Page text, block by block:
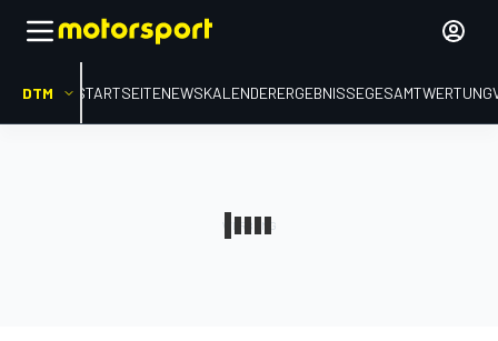
DTM STARTSEITENEWSKALENDERERGEBNISSEGESAMTWERTUNG